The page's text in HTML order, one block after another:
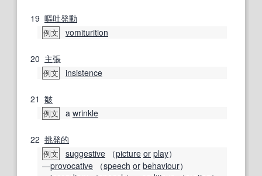
19 嘔吐発動
例文 vomiturition
20 主張
例文 insistence
21 皺
例文 a wrinkle
22 挑発的
例文 suggestive （picture or play）
―provocative （speech or behaviour）